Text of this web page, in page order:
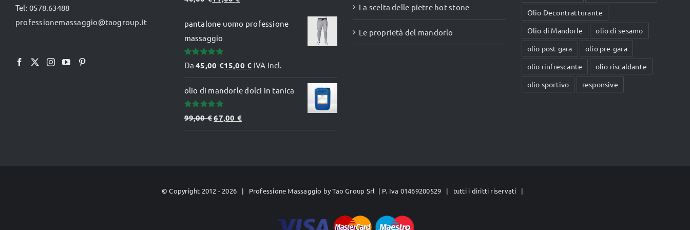
prodotto
prodotto
Tel: 0578.63488
professionemassaggio@taogroup.it
5.00su 5
pantalone uomo professione
massaggio
Valutato
5.00su 5
Da45,00€15,00€ IVA Incl.
olio di mandorle dolci in tanica
Valutato
5.00su 5
99,00€Il
prezzo
67,00 €Il
prezzo
La scelta delle pietre hot stone
Le proprietà del mandorlo
Olio Decontratturante
Olio di Mandorle
olio di sesamo
olio post gara
olio pre-gara
olio rinfrescante
olio riscaldante
olio sportivo
responsive
© Copyright 2012 - 2026 | Professione Massaggio byTao Group Srl | P. Iva 01469200529 | tutti i diritti riservati |